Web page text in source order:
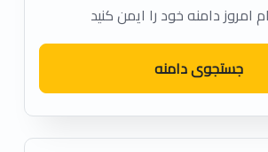
امروز دامنه خود را ایمن کنید
جستجوی دامنه